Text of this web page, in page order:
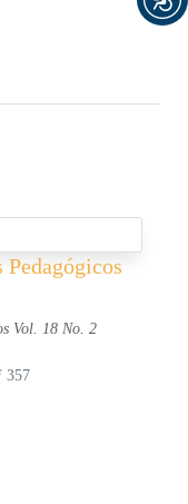
Vol. 18 No. 2
357